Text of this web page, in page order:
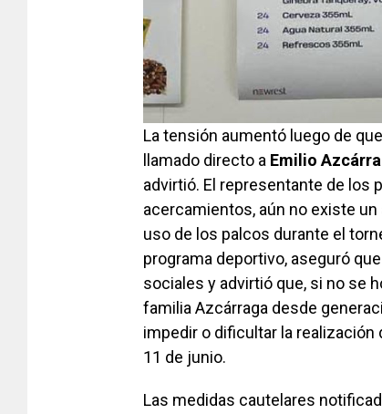
La tensión aumentó luego de
llamado directo a Emilio
advirtió. El representante de los
acercamientos, aún no existe
uso de los palcos durante el
programa deportivo, aseguró
sociales y advirtió que, si no se
familia Azcárraga desde
impedir o dificultar la realización
11 de junio.
Las medidas cautelares